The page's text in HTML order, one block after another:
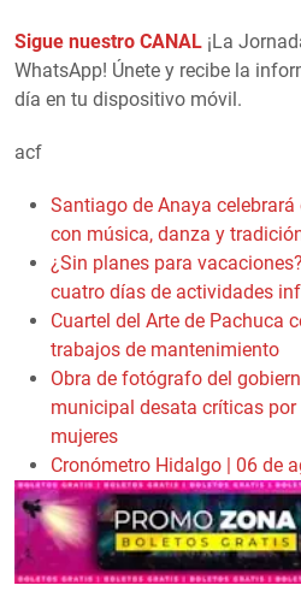
Sigue nuestro CANAL ¡La
WhatsApp! Únete y recibe la
día en tu dispositivo móvil.
acf
Santiago de Anaya
con música, danza y
¿Sin planes para
cuatro días de actividades
Cuartel del Arte de Pachuca
trabajos de mantenimiento
Obra de fotógrafo del
municipal desata críticas
mujeres
Cronómetro Hidalgo | 06 de